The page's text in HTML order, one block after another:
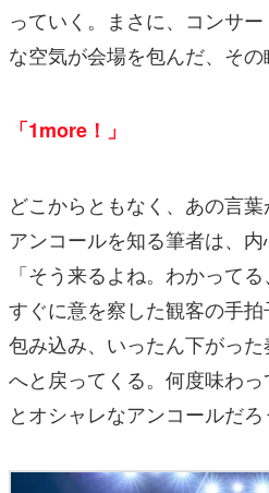
っていく。まさに、コンサ
な空気が会場を包んだ、その
「1more！」
どこからともなく、あの言
アンコールを知る筆者は、内
「そう来るよね。わかって
すぐに意を察した観客の手
包み込み、いったん下がっ
へと戻ってくる。何度味わ
とオシャレなアンコールだろ